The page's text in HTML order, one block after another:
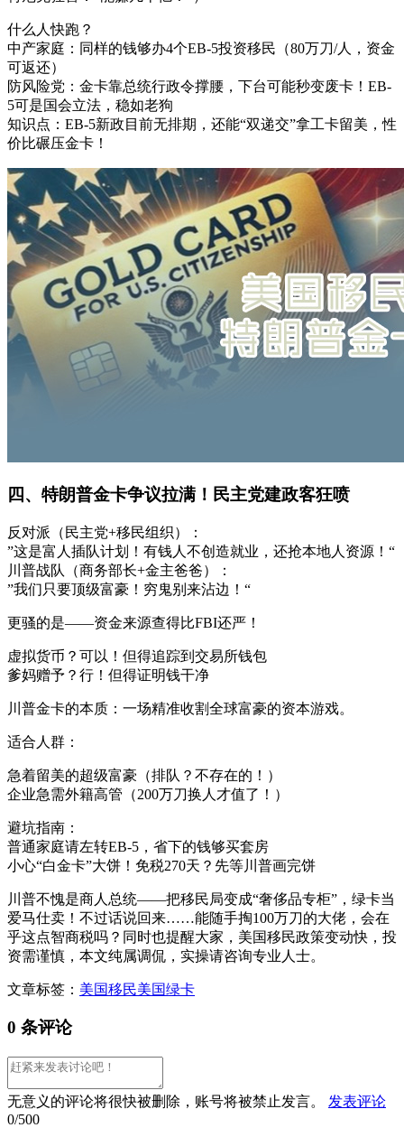
什么人快跑？
中产家庭：同样的钱够办4个EB-5投资移民（80万刀/人，资金
可返还）
防风险党：金卡靠总统行政令撑腰，下台可能秒变废卡！EB-
5可是国会立法，稳如老狗
知识点：EB-5新政目前无排期，还能“双递交”拿工卡留美，性
价比碾压金卡！
四、特朗普金卡争议拉满！民主党建政客狂喷
反对派（民主党+移民组织）：
”这是富人插队计划！有钱人不创造就业，还抢本地人资源！“
川普战队（商务部长+金主爸爸）：
”我们只要顶级富豪！穷鬼别来沾边！“
更骚的是——资金来源查得比FBI还严！
虚拟货币？可以！但得追踪到交易所钱包
爹妈赠予？行！但得证明钱干净
川普金卡的本质：一场精准收割全球富豪的资本游戏。
适合人群：
急着留美的超级富豪（排队？不存在的！）
企业急需外籍高管（200万刀换人才值了！）
避坑指南：
普通家庭请左转EB-5，省下的钱够买套房
小心“白金卡”大饼！免税270天？先等川普画完饼
川普不愧是商人总统——把移民局变成“奢侈品专柜”，绿卡当
爱马仕卖！不过话说回来……能随手掏100万刀的大佬，会在
乎这点智商税吗？同时也提醒大家，美国移民政策变动快，投
资需谨慎，本文纯属调侃，实操请咨询专业人士。
文章标签： 美国移民美国绿卡
0 条评论
无意义的评论将很快被删除，账号将被禁止发言。
发表评论
0/500